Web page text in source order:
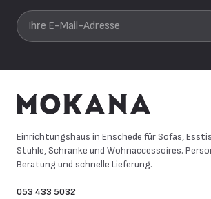
Ihre E-Mail-Adresse
Einrichtungshaus in Enschede für Sofas,
Stühle, Schränke und Wohnaccessoires.
Beratung und schnelle Lieferung.
053 433 5032